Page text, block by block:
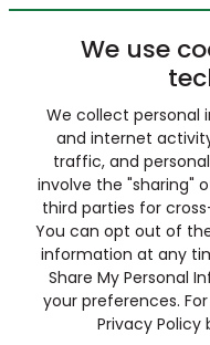
We use
We collect personal
and internet
traffic, and
involve the "sharing"
third parties for
You can opt out of
information at any
Share My Personal
your preferences.
Privacy Policy